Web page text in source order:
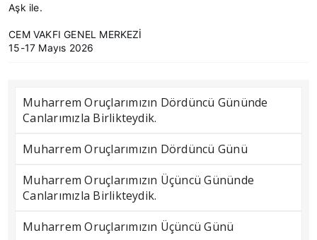
Aşk ile.
CEM VAKFI GENEL MERKEZİ
15-17 Mayıs 2026
Muharrem Oruçlarımızın Dördüncü Gününde
Canlarımızla Birlikteydik.
Muharrem Oruçlarımızın Dördüncü Günü
Muharrem Oruçlarımızın Üçüncü Gününde
Canlarımızla Birlikteydik.
Muharrem Oruçlarımızın Üçüncü Günü